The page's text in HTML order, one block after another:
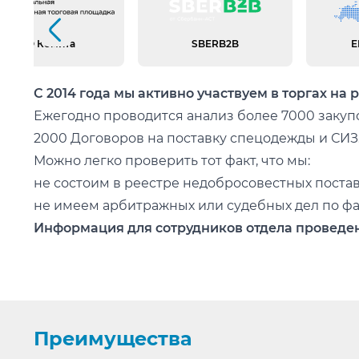
АО Комита SBERB2B
Предыдущий слайд
С 2014 года мы активно участвуем в торгах на
Ежегодно проводится анализ более 7000
2000 Договоров на поставку спецодежды и
Можно легко проверить тот факт, что мы:
не состоим в реестре недобросовестных
не имеем арбитражных или судебных дел по
Информация для сотрудников отдела
Основа любой закупки - Бюджет. Мы подберем
Работаем как по 223-ФЗ так и по 44-ФЗ.
Быстро подготавливаем банковские гарантии.
Преимущества